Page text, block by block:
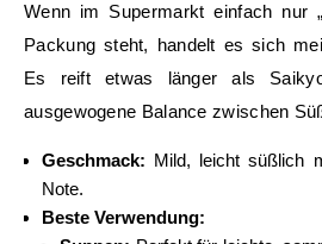
Wenn im Supermarkt einfach nur
Packung steht, handelt es sich
Es reift etwas länger als
ausgewogene Balance zwischen
Geschmack: Mild, leicht süßlich
Note.
Beste Verwendung: